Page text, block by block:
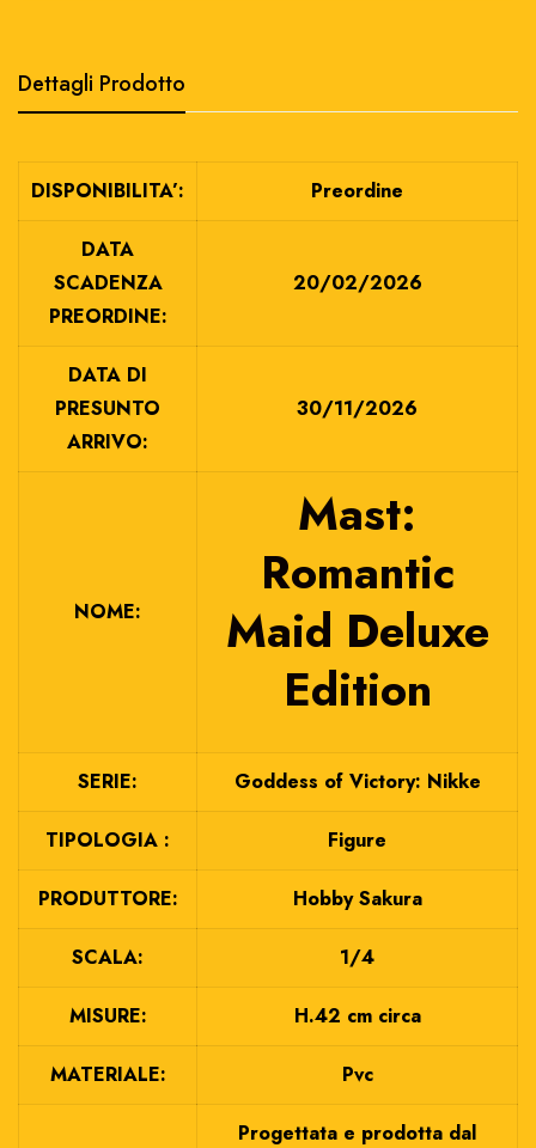
Dettagli Prodotto
DISPONIBILITA’: Preordine
DATA
SCADENZA
PREORDINE:
20/02/2026
DATA DI
PRESUNTO
ARRIVO:
30/11/2026
NOME:
Mast:
Romantic
Maid Deluxe
Edition
SERIE: Goddess of Victory: Nikke
TIPOLOGIA : Figure
PRODUTTORE: Hobby Sakura
SCALA: 1/4
MISURE: H.42 cm circa
MATERIALE: Pvc
Progettata e prodotta dal